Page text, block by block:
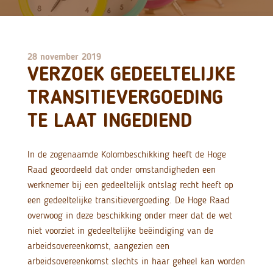
28 november 2019
VERZOEK GEDEELTELIJKE
TRANSITIEVERGOEDING
TE LAAT INGEDIEND
In de zogenaamde Kolombeschikking heeft de Hoge
Raad geoordeeld dat onder omstandigheden een
werknemer bij een gedeeltelijk ontslag recht heeft op
een gedeeltelijke transitievergoeding. De Hoge Raad
overwoog in deze beschikking onder meer dat de wet
niet voorziet in gedeeltelijke beëindiging van de
arbeidsovereenkomst, aangezien een
arbeidsovereenkomst slechts in haar geheel kan worden